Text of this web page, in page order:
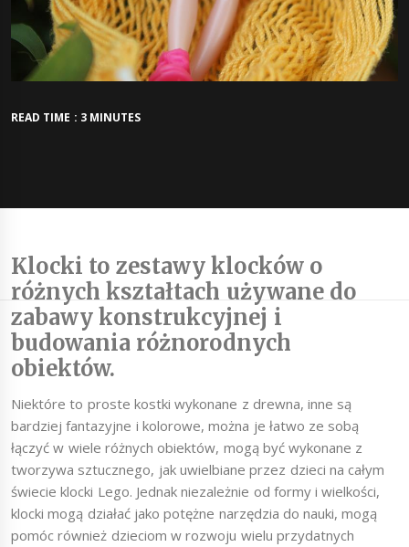
READ TIME : 3 MINUTES
Klocki to zestawy klocków o
różnych kształtach używane do
zabawy konstrukcyjnej i
budowania różnorodnych
obiektów.
Niektóre to proste kostki wykonane z drewna, inne są
bardziej fantazyjne i kolorowe, można je łatwo ze sobą
łączyć w wiele różnych obiektów, mogą być wykonane z
tworzywa sztucznego, jak uwielbiane przez dzieci na całym
świecie klocki Lego. Jednak niezależnie od formy i wielkości,
klocki mogą działać jako potężne narzędzia do nauki, mogą
pomóc również dzieciom w rozwoju wielu przydatnych